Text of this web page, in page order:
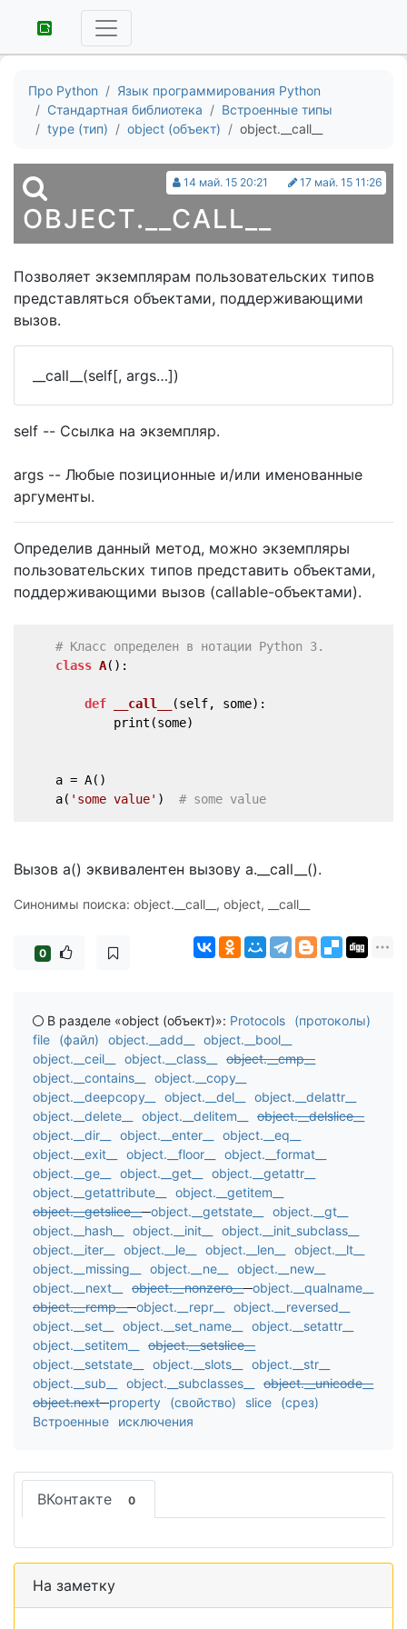
Про Python
Язык программирования Python
Стандартная библиотека
Встроенные типы
type (тип)
object (объект) object.__call__
14 май. 15 20:21 17 май. 15 11:26
OBJECT.__CALL__
Позволяет экземплярам пользовательских типов
представляться объектами, поддерживающими
вызов.
__call__(self[, args…])
self -- Ссылка на экземпляр.
args -- Любые позиционные и/или именованные
аргументы.
Определив данный метод, можно экземпляры
пользовательских типов представить объектами,
поддерживающими вызов (callable-объектами).
# Класс определен в нотации Python 3.
class A():
def __call__ (self, some):
            print(some)
    a = A()
    a(
'some value' ) # some value
Вызов a() эквивалентен вызову a.__call__().
Синонимы поиска: object.__call__, object, __call__
0
В разделе «object (объект)»: Protocols (протоколы)
file (файл)
object.__add__
object.__bool__
object.__ceil__
object.__class__
object.__cmp__
object.__contains__
object.__copy__
object.__deepcopy__
object.__del__
object.__delattr__
object.__delete__
object.__delitem__
object.__delslice__
object.__dir__
object.__enter__
object.__eq__
object.__exit__
object.__floor__
object.__format__
object.__ge__
object.__get__
object.__getattr__
object.__getattribute__
object.__getitem__
object.__getslice__ object.__getstate__
object.__gt__
object.__hash__
object.__init__
object.__init_subclass__
object.__iter__
object.__le__ object.__len__
object.__lt__
object.__missing__
object.__ne__
object.__new__
object.__next__
object.__nonzero__ object.__qualname__
object.__rcmp__ object.__repr__
object.__reversed__
object.__set__
object.__set_name__
object.__setattr__
object.__setitem__
object.__setslice__
object.__setstate__
object.__slots__
object.__str__
object.__sub__
object.__subclasses__
object.__unicode__
object.next
property (свойство)
slice (срез)
Встроенные исключения
ВКонтакте 0
На заметку